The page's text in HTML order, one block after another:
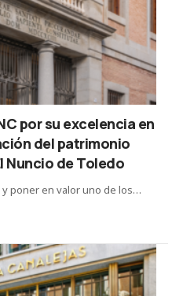
por su excelencia en
del patrimonio
Nuncio de Toledo
poner en valor uno de los…